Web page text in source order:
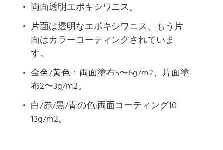
両面透明エポキシワニス。
片面は透明なエポキシワニス、もう片
面はカラーコーティングされていま
す。
金色/黄色：両面塗布5〜6g/m2、片面塗
布2〜3g/m2。
白/赤/黒/青の色:両面コーティング10-
13g/m2。